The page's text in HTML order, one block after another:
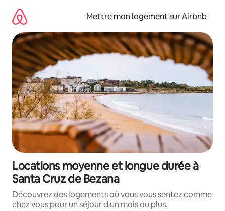
directement
contenu
Mettre mon logement sur Airbnb
Locations moyenne et longue durée à
Santa Cruz de Bezana
Découvrez des logements où vous vous sentez comme
chez vous pour un séjour d'un mois ou plus.